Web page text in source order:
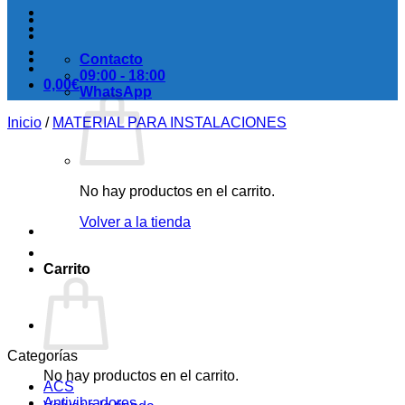
0,00€
No hay productos en el carrito.
Volver a la tienda
Carrito
No hay productos en el carrito.
Contacto
09:00 - 18:00
WhatsApp
Inicio / MATERIAL PARA INSTALACIONES
Categorías
ACS